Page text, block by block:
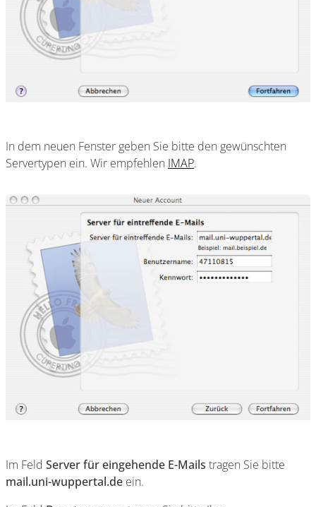
In dem neuen Fenster geben Sie bitte den gewünschten
Servertypen ein. Wir empfehlen IMAP.
Im Feld Server für eingehende E-Mails tragen Sie bitte
mail.uni-wuppertal.de ein.